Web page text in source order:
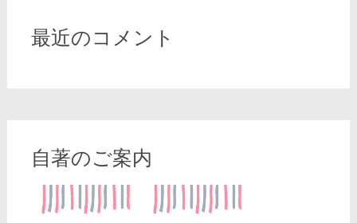
最近のコメント
自著のご案内